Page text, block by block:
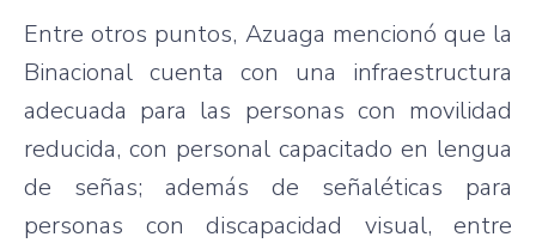
Entre otros puntos, Azuaga mencionó que la
Binacional cuenta con una infraestructura
adecuada para las personas con movilidad
reducida, con personal capacitado en lengua
de señas; además de señaléticas para
personas con discapacidad visual, entre